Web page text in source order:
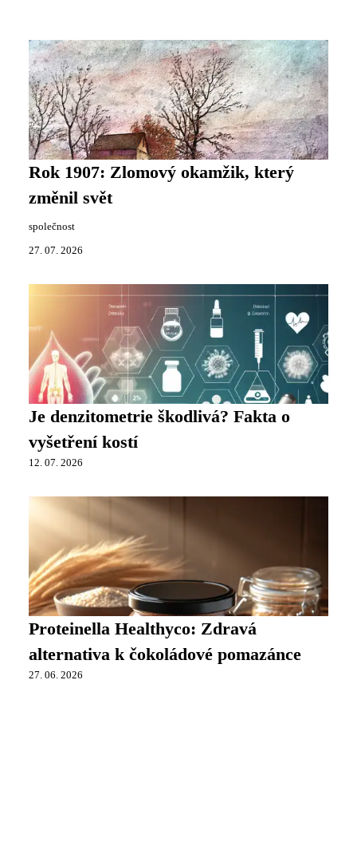
Rok 1907: Zlomový okamžik, který
změnil svět
společnost
27. 07. 2026
Je denzitometrie škodlivá? Fakta o
vyšetření kostí
12. 07. 2026
Proteinella Healthyco: Zdravá
alternativa k čokoládové pomazánce
27. 06. 2026